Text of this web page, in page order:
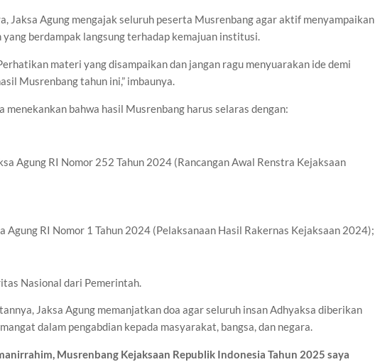
Jaksa Agung mengajak seluruh peserta Musrenbang agar aktif menyampaikan
yang berdampak langsung terhadap kemajuan institusi.
materi yang disampaikan dan jangan ragu menyuarakan ide demi
Musrenbang tahun ini,” imbaunya.
menekankan bahwa hasil Musrenbang harus selaras dengan:
Agung RI Nomor 252 Tahun 2024 (Rancangan Awal Renstra Kejaksaan
Agung RI Nomor 1 Tahun 2024 (Pelaksanaan Hasil Rakernas Kejaksaan 2024);
Nasional dari Pemerintah.
Jaksa Agung memanjatkan doa agar seluruh insan Adhyaksa diberikan
dalam pengabdian kepada masyarakat, bangsa, dan negara.
Musrenbang Kejaksaan Republik Indonesia Tahun 2025 saya